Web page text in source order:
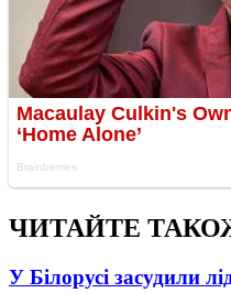
ЧИТАЙТЕ
У Білорусі засудили